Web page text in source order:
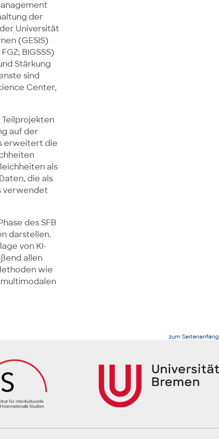
der
Universität
(GESIS)
BIGSSS)
Stärkung
sind
Center,
auf der
erweitert die
als
die als
verwendet
des SFB
darstellen.
von KI-
allen
wie
zum Seitenanfang